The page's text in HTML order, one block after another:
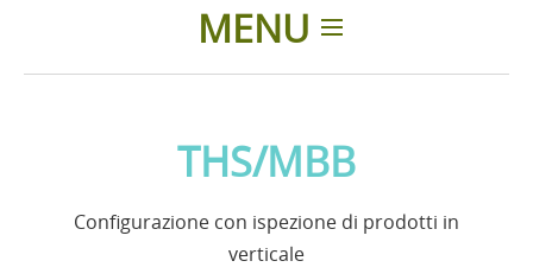
MENU
THS/MBB
Configurazione con ispezione di prodotti in
verticale